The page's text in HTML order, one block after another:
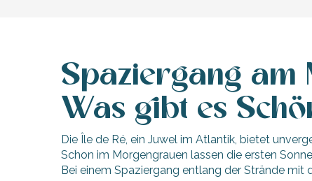
Spaziergang am
Was gibt es
Die Île de Ré, ein Juwel im Atlantik, bietet
Schon im Morgengrauen lassen die ersten
Bei einem Spaziergang entlang der Strände